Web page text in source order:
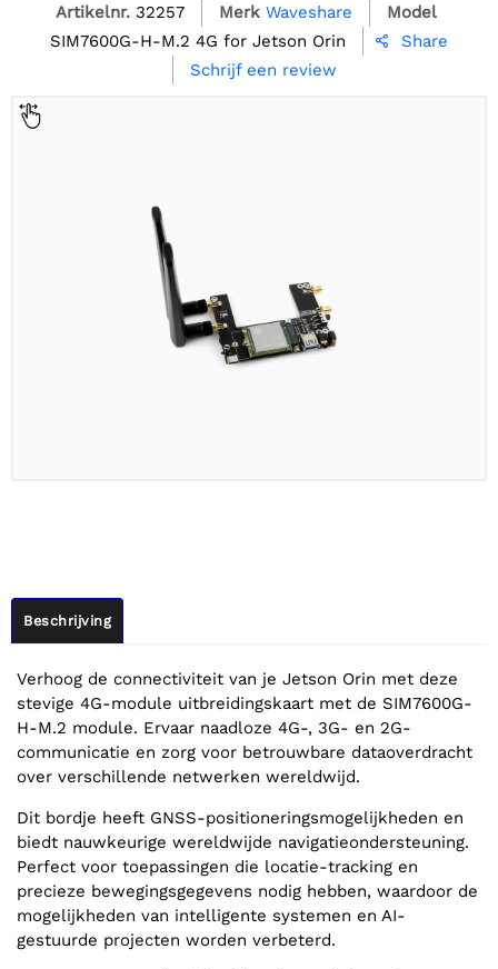
Artikelnr. 32257 Merk Waveshare
Model
SIM7600G-H-M.2 4G for Jetson Orin

Share
Schrijf een review
Beschrijving
Verhoog de connectiviteit van je Jetson Orin met deze
stevige 4G-module uitbreidingskaart met de SIM7600G-
H-M.2 module. Ervaar naadloze 4G-, 3G- en 2G-
communicatie en zorg voor betrouwbare dataoverdracht
over verschillende netwerken wereldwijd.
Dit bordje heeft GNSS-positioneringsmogelijkheden en
biedt nauwkeurige wereldwijde navigatieondersteuning.
Perfect voor toepassingen die locatie-tracking en
precieze bewegingsgegevens nodig hebben, waardoor de
mogelijkheden van intelligente systemen en AI-
gestuurde projecten worden verbeterd.